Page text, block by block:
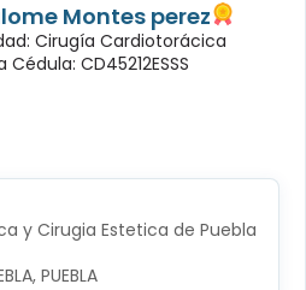
Montes perez
Cirugía Cardiotorácica
CD45212ESSS
y Cirugia Estetica de Puebla
PUEBLA